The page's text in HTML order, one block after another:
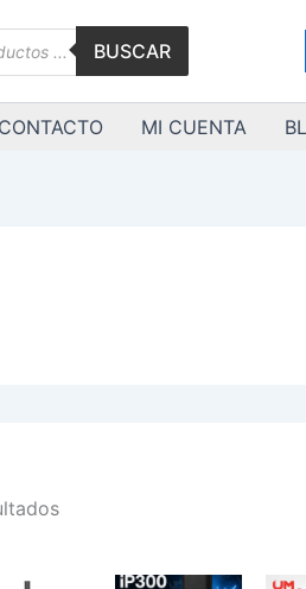
BUSCAR
CONTACTO MI CUENTA
por
los
últimos